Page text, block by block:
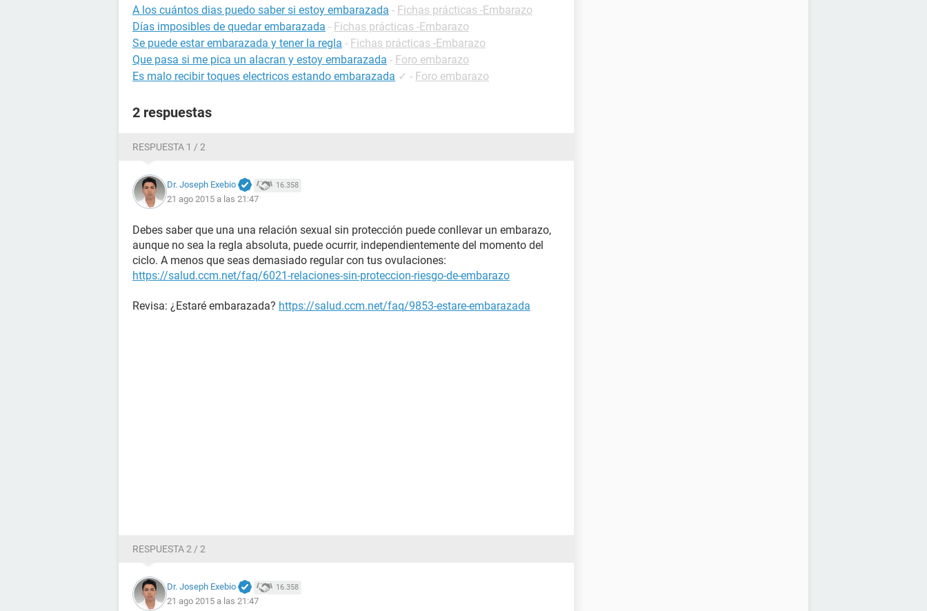
A los cuántos dias puedo saber si estoy embarazada - Fichas prácticas -Embarazo
Días imposibles de quedar embarazada - Fichas prácticas -Embarazo
Se puede estar embarazada y tener la regla - Fichas prácticas -Embarazo
Que pasa si me pica un alacran y estoy embarazada - Foro embarazo
Es malo recibir toques electricos estando embarazada ✓ - Foro embarazo
2 respuestas
RESPUESTA 1 / 2
Dr. Joseph Exebio 16.358
21 ago 2015 a las 21:47
Debes saber que una una relación sexual sin protección puede conllevar un embarazo,
aunque no sea la regla absoluta, puede ocurrir, independientemente del momento del
ciclo. A menos que seas demasiado regular con tus ovulaciones:
https://salud.ccm.net/faq/6021-relaciones-sin-proteccion-riesgo-de-embarazo
Revisa: ¿Estaré embarazada? https://salud.ccm.net/faq/9853-estare-embarazada
RESPUESTA 2 / 2
Dr. Joseph Exebio 16.358
21 ago 2015 a las 21:47